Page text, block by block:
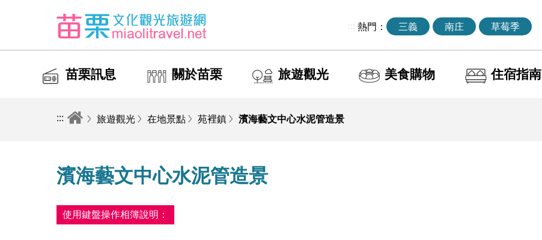
::: 熱門： 三義 南庄 草莓季
苗栗訊息 關於苗栗 旅遊觀光 美食購物 住宿指南
::: 旅遊觀光 在地景點 苑裡鎮 濱海藝文中心水泥管造景
濱海藝文中心水泥管造景
使用鍵盤操作相簿說明：